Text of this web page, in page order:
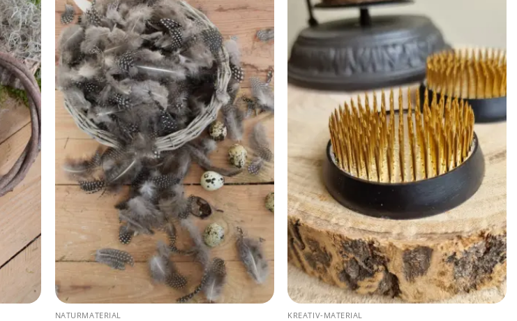
NATURMATERIAL KREATIV-MATERIAL